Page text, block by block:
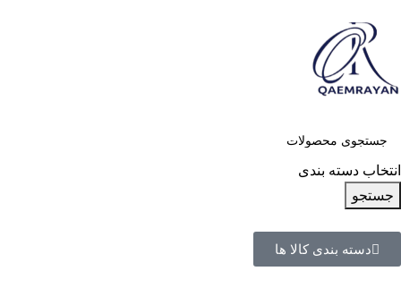
انتخاب دسته بندی
جستجو
دسته بندی کالا ها